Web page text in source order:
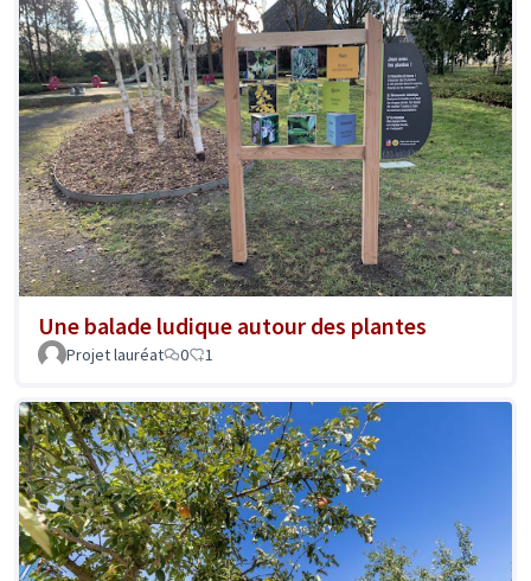
Une balade ludique autour des plantes
Projet lauréat 0 1